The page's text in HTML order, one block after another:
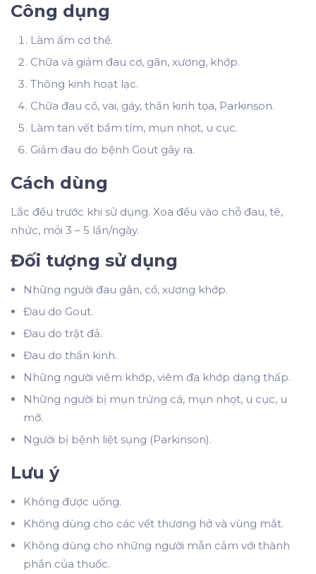
Công dụng
Làm ấm cơ thể.
Chữa và giảm đau cơ, gân, xương, khớp.
Thông kinh hoạt lạc.
Chữa đau cổ, vai, gáy, thần kinh tọa, Parkinson.
Làm tan vết bầm tím, mụn nhọt, u cục.
Giảm đau do bệnh Gout gây ra.
Cách dùng
Lắc đều trước khi sử dụng. Xoa đều vào chỗ đau, tê,
nhức, mỏi 3 – 5 lần/ngày.
Đối tượng sử dụng
Những người đau gân, cổ, xương khớp.
Đau do Gout.
Đau do trật đả.
Đau do thần kinh.
Những người viêm khớp, viêm đa khớp dạng thấp.
Những người bị mụn trứng cá, mụn nhọt, u cục, u
mỡ.
Người bị bệnh liệt sụng (Parkinson).
Lưu ý
Không được uống.
Không dùng cho các vết thương hở và vùng mắt.
Không dùng cho những người mẫn cảm với thành
phần của thuốc.